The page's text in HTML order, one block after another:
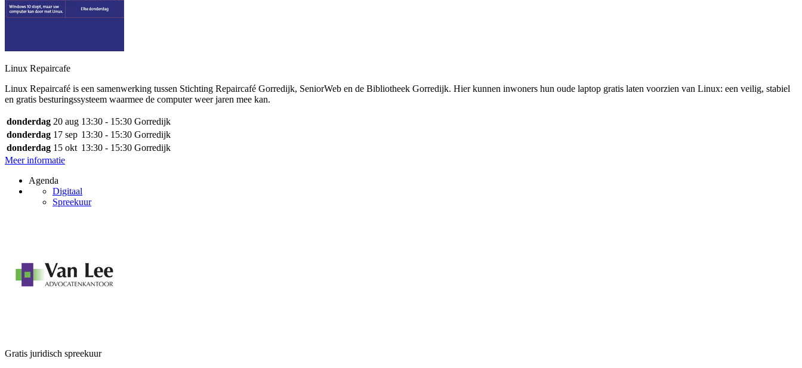
Linux Repaircafe
Linux Repaircafé is een samenwerking tussen Stichting Repaircafé Gorredijk, SeniorWeb en de Bibliotheek Gorredijk. Hier kunnen inwoners hun oude laptop gratis laten voorzien van Linux: een veilig, stabiel
en gratis besturingssysteem waarmee de computer weer jaren mee kan.
donderdag 20 aug 13:30 - 15:30 Gorredijk
donderdag 17 sep 13:30 - 15:30 Gorredijk
donderdag 15 okt 13:30 - 15:30 Gorredijk
Meer informatie
Agenda
Digitaal
Spreekuur
Gratis juridisch spreekuur